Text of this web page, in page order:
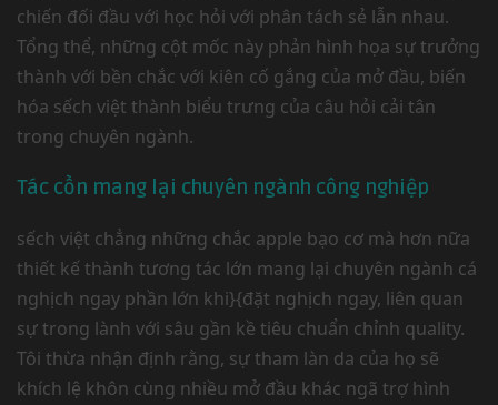
chiến đối đầu với học hỏi với phân tách sẻ lẫn nhau.
Tổng thể, những cột mốc này phản hình họa sự trưởng
thành với bền chắc với kiên cố gắng của mở đầu, biến
hóa sếch việt thành biểu trưng của câu hỏi cải tân
trong chuyên ngành.
Tác cồn mang lại chuyên ngành công nghiệp
sếch việt chẳng những chắc apple bạo cơ mà hơn nữa
thiết kế thành tương tác lớn mang lại chuyên ngành cá
nghịch ngay phần lớn khi}{đặt nghịch ngay, liên quan
sự trong lành với sâu gần kề tiêu chuẩn chỉnh quality.
Tôi thừa nhận định rằng, sự tham làn da của họ sẽ
khích lệ khôn cùng nhiều mở đầu khác ngã trợ hình